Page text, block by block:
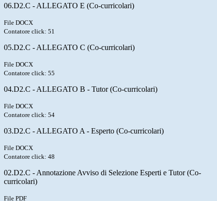
06.D2.C - ALLEGATO E (Co-curricolari)
File DOCX
Contatore click: 51
05.D2.C - ALLEGATO C (Co-curricolari)
File DOCX
Contatore click: 55
04.D2.C - ALLEGATO B - Tutor (Co-curricolari)
File DOCX
Contatore click: 54
03.D2.C - ALLEGATO A - Esperto (Co-curricolari)
File DOCX
Contatore click: 48
02.D2.C - Annotazione Avviso di Selezione Esperti e Tutor (Co-
curricolari)
File PDF